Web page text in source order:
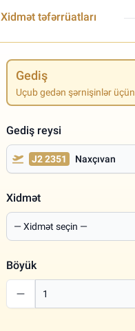
Xidmət təfərrüatları
Gediş
Uçub gedən şərnişinlər üçün
Gediş reysi
J2 2351 Naxçıvan
Xidmət
Böyük